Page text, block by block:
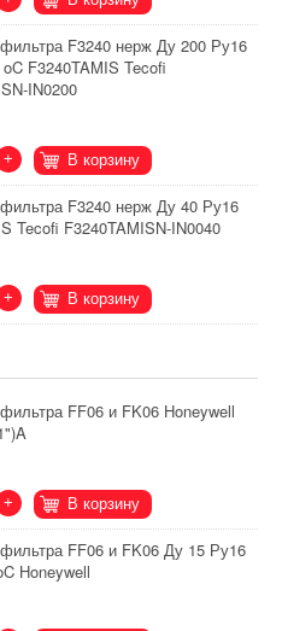
F3240 нерж Ду 200 Ру16
F3240TAMIS Tecofi
IN0200
+ В корзину
F3240 нерж Ду 40 Ру16
Tecofi F3240TAMISN-IN0040
+ В корзину
FF06 и FK06 Honeywell
+ В корзину
FF06 и FK06 Ду 15 Ру16
Honeywell